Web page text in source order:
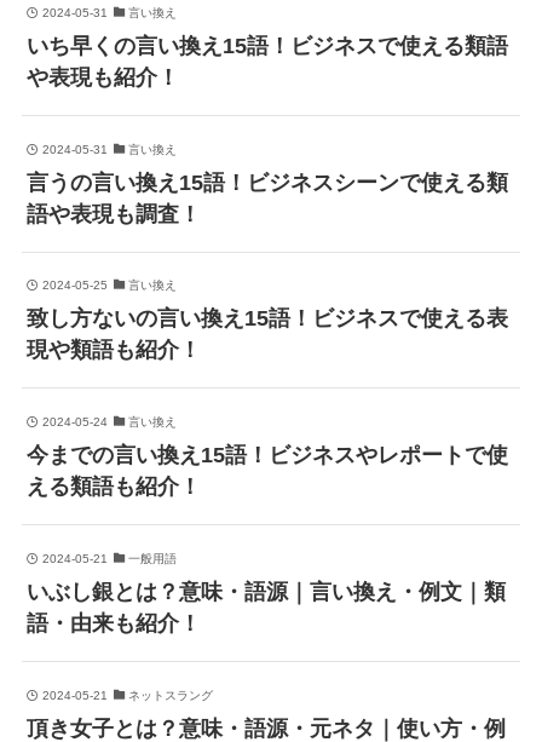
2024-05-31 言い換え
いち早くの言い換え15語！ビジネスで使える類語
や表現も紹介！
2024-05-31 言い換え
言うの言い換え15語！ビジネスシーンで使える類
語や表現も調査！
2024-05-25 言い換え
致し方ないの言い換え15語！ビジネスで使える表
現や類語も紹介！
2024-05-24 言い換え
今までの言い換え15語！ビジネスやレポートで使
える類語も紹介！
2024-05-21 一般用語
いぶし銀とは？意味・語源｜言い換え・例文｜類
語・由来も紹介！
2024-05-21 ネットスラング
頂き女子とは？意味・語源・元ネタ｜使い方・例